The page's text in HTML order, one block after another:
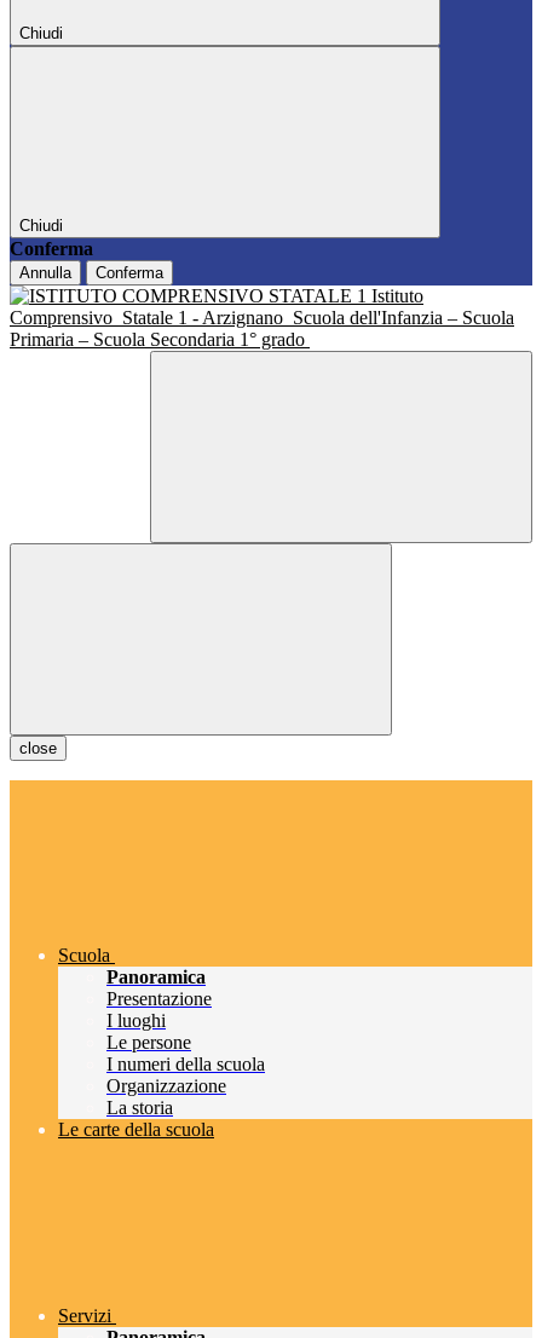
Chiudi
Chiudi
Conferma
Annulla Conferma
Istituto
Comprensivo Statale 1 - Arzignano Scuola dell'Infanzia – Scuola
Primaria – Scuola Secondaria 1° grado
close
Scuola
Panoramica
Presentazione
I luoghi
Le persone
I numeri della scuola
Organizzazione
La storia
Le carte della scuola
Servizi